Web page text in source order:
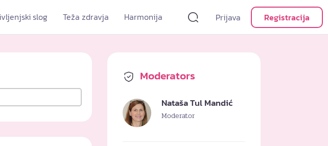
slog Teža zdravja Harmonija Prijava Registracija
Moderators
Nataša Tul Mandić
Moderator